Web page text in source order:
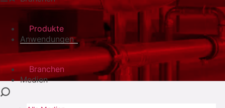
Anwendungen
Medien
Produkte
Branchen